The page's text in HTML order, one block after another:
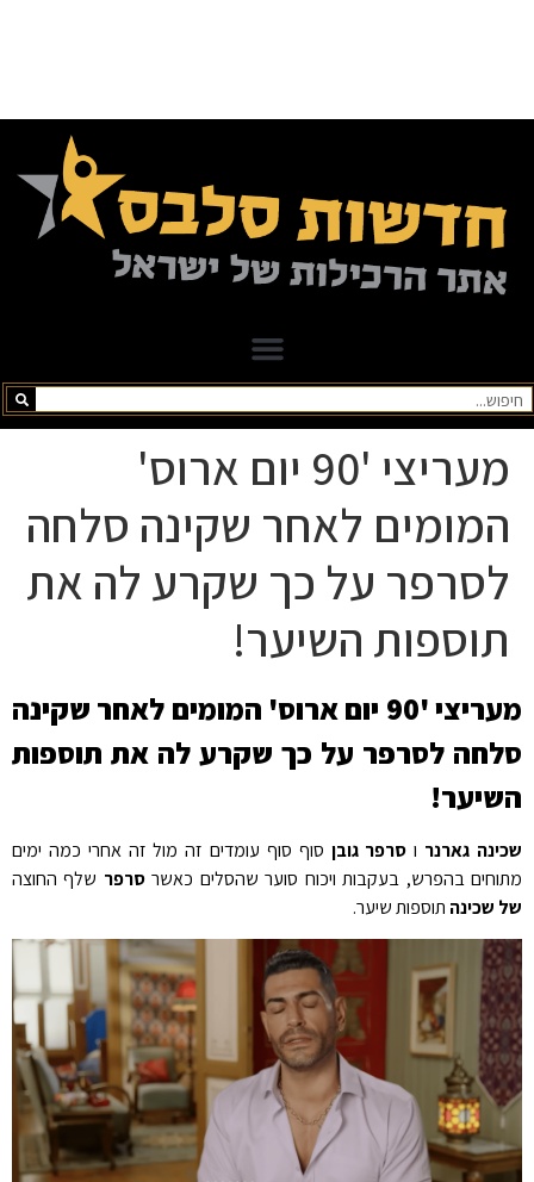
מעריצי '90 יום ארוס'
המומים לאחר שקינה סלחה
לסרפר על כך שקרע לה את
תוספות השיער!
מעריצי '90 יום ארוס' המומים לאחר שקינה
לסרפר על כך שקרע לה את תוספות
גארנרוסרפר גובןסוף סוף עומדים זה מול זה אחרי כמה ימים
בהפרש, בעקבות ויכוח סוער שהסלים כאשרסרפרשלף החוצה
שכינהתוספות שיער.